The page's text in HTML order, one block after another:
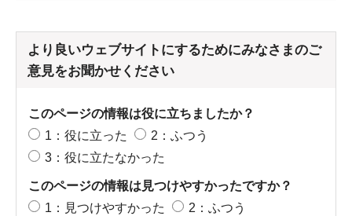
より良いウェブサイトにするためにみなさまのご
意見をお聞かせください
このページの情報は役に立ちましたか？
1：役に立った
2：ふつう
3：役に立たなかった
このページの情報は見つけやすかったですか？
1：見つけやすかった
2：ふつう